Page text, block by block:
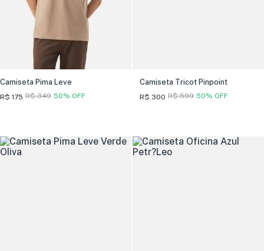
Camiseta Pima Leve
R$ 175 50% OFF
R$ 349
Camiseta Tricot Pinpoint
R$ 300 50% OFF
R$ 599